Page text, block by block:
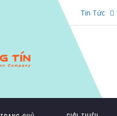
Tin Tức